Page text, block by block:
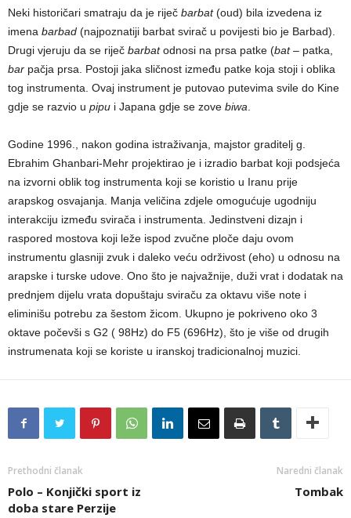
Neki historičari smatraju da je riječ barbat(oud) bila izvedena iz
imena barbad (najpoznatiji barbat svirač u povijesti bio je Barbad).
Drugi vjeruju da se riječ barbatodnosi na prsa patke (bat– patka,
bar pačja prsa. Postoji jaka sličnost između patke koja stoji i oblika
tog instrumenta. Ovaj instrument je putovao putevima svile do Kine
gdje se razvio u pipu i Japana gdje se zove biwa
Godine 1996., nakon godina istraživanja, majstor graditelj g.
Ebrahim Ghanbari-Mehr projektirao je i izradio barbat koji podsjeća
na izvorni oblik tog instrumenta koji se koristio u Iranu prije
arapskog osvajanja. Manja veličina zdjele omogućuje ugodniju
interakciju između svirača i instrumenta. Jedinstveni dizajn i
raspored mostova koji leže ispod zvučne ploče daju ovom
instrumentu glasniji zvuk i daleko veću održivost (eho) u odnosu na
arapske i turske udove. Ono što je najvažnije, duži vrat i dodatak na
prednjem dijelu vrata dopuštaju sviraču za oktavu više note i
eliminišu potrebu za šestom žicom. Ukupno je pokriveno oko 3
oktave počevši s G2 ( 98Hz) do F5 (696Hz), što je više od drugih
instrumenata koji se koriste u iranskoj tradicionalnoj muzici.
Prethodni članak
Polo – Konjički sport iz
doba stare Perzije
Naredni članak
Tombak